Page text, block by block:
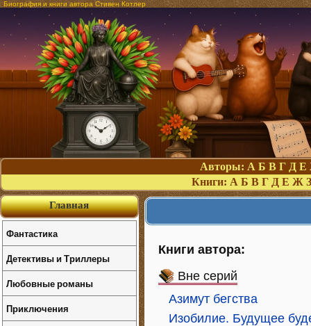
Биография и книги автора Стивен Котлер
Авторы: А Б В Г Д Е
Книги: А Б В Г Д Е Ж З
Книги автора:
Вне серий
Азимут бегства
Изобилие. Будущее
Главная
Фантастика
Детективы и Триллеры
Любовные романы
Приключения